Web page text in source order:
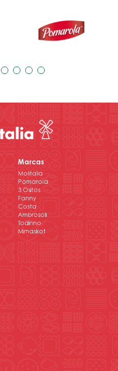
Marcas
Molitalia
Pomarola
3 Ositos
Fanny
Costa
Ambrosoli
Todinno
Mimaskot